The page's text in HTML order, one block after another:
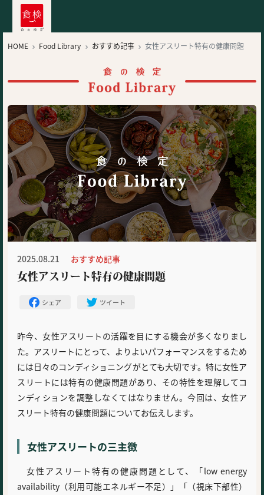
HOME  Food Library  おすすめ記事  女性アスリート特有の健康問題
2025.08.21 おすすめ記事
女性アスリート特有の健康問題
シェア ツイート
昨今、女性アスリートの活躍を目にする機会が多くなりまし
た。アスリートにとって、よりよいパフォーマンスをするため
には日々のコンディショニングがとても大切です。特に女性ア
スリートには特有の健康問題があり、その特性を理解してコ
ンディションを調整しなくてはなりません。今回は、女性ア
スリート特有の健康問題についてお伝えします。
女性アスリートの三主徴
女性アスリート特有の健康問題として、「low energy
availability（利用可能エネルギー不足）」「（視床下部性）